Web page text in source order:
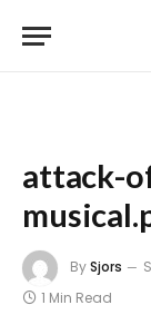
attack-
BySjors
1 Min Read